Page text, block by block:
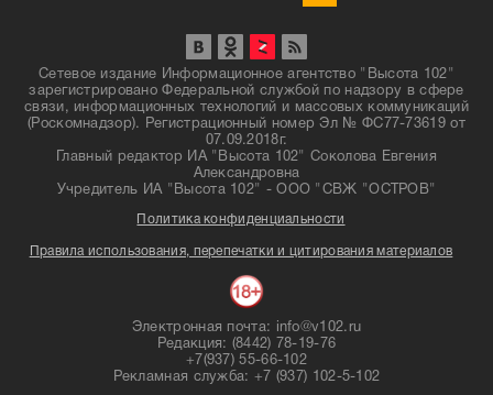
Сетевое издание Информационное агентство "Высота 102"
зарегистрировано Федеральной службой по надзору в сфере
связи, информационных технологий и массовых коммуникаций
(Роскомнадзор). Регистрационный номер Эл № ФС77-73619 от
07.09.2018г.
Главный редактор ИА "Высота 102" Соколова Евгения
Александровна
Учредитель ИА "Высота 102" - ООО "СВЖ "ОСТРОВ"
Политика конфиденциальности
Правила использования, перепечатки и цитирования материалов
Электронная почта: info@v102.ru
Редакция: (8442) 78-19-76
+7(937) 55-66-102
Рекламная служба: +7 (937) 102-5-102